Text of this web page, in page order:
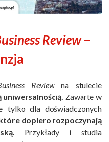
Review–
Reviewna stulecie
Zawarte w
tylko dla doświadczonych
dopiero rozpoczynają
Przykłady i studia